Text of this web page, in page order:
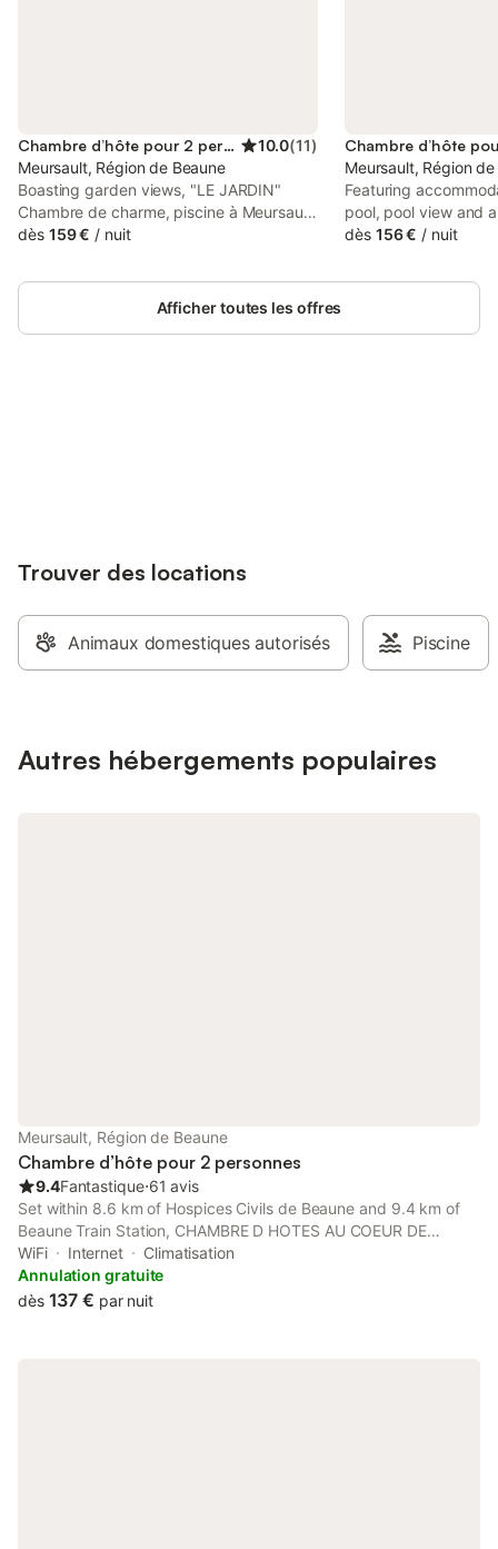
Chambre d’hôte pour 2 personnes 10.0(11)
Meursault, Région de Beaune
Boasting garden views, "LE JARDIN"
Chambre de charme, piscine à Meursault
offers accommodation with a terrace,
Beaune. Featuring pool views, a garden
and a private pool, this bed and
dès 159 € / nuit
Meursault, Région
Featuring
pool, pool view and
Chambre du Clos -
and inner courtyard
dès 156 € / nuit
Afficher toutes les offres
Trouver des locations
Animaux domestiques autorisés Piscine
Autres hébergements populaires
Meursault, Région de Beaune
Chambre d’hôte pour 2 personnes
9.4Fantastique⋅61 avis
Set within 8.6 km of Hospices Civils de Beaune and 9.4 km of
Beaune Train Station, CHAMBRE D HOTES AU COEUR DE
MEURSAULT in Meursault offers a garden and rooms with free
WiFi.
WiFi Internet
Climatisation
Annulation gratuite
dès 137 € par nuit